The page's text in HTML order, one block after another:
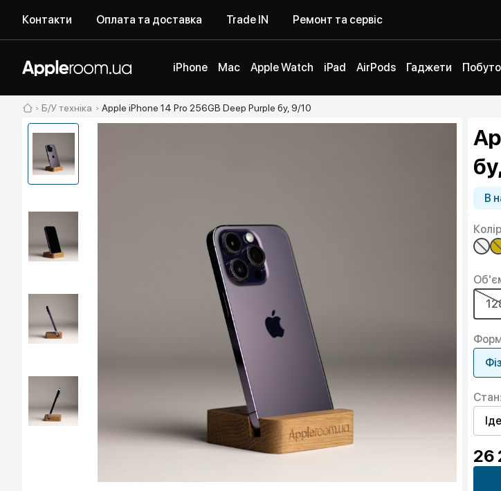
Контакти Оплата та доставка Trade IN Ремонт та сервіс
iPhone Mac Apple Watch iPad AirPods Гаджети
Б/У техніка Apple iPhone 14 Pro 256GB Deep Purple бу, 9/10
В
Стан:
26